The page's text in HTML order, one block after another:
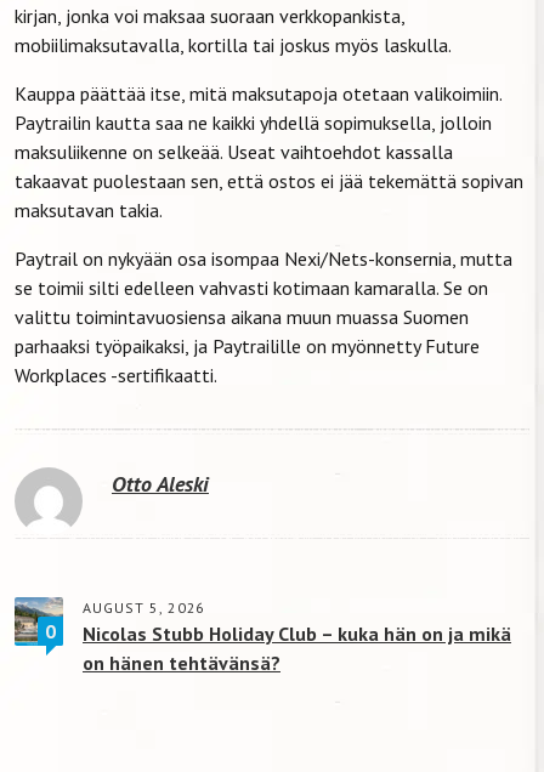
kirjan, jonka voi maksaa suoraan verkkopankista,
mobiilimaksutavalla, kortilla tai joskus myös laskulla.
Kauppa päättää itse, mitä maksutapoja otetaan valikoimiin.
Paytrailin kautta saa ne kaikki yhdellä sopimuksella, jolloin
maksuliikenne on selkeää. Useat vaihtoehdot kassalla
takaavat puolestaan sen, että ostos ei jää tekemättä sopivan
maksutavan takia.
Paytrail on nykyään osa isompaa Nexi/Nets-konsernia, mutta
se toimii silti edelleen vahvasti kotimaan kamaralla. Se on
valittu toimintavuosiensa aikana muun muassa Suomen
parhaaksi työpaikaksi, ja Paytrailille on myönnetty Future
Workplaces -sertifikaatti.
Otto Aleski
0
AUGUST 5, 2026
Nicolas Stubb Holiday Club – kuka hän on ja mikä
on hänen tehtävänsä?